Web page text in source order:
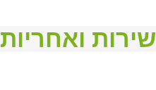
שירות ואחריות